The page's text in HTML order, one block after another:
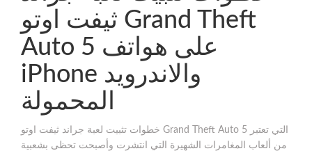
ثيفت اوتو Grand Theft
Auto 5 على هواتف
iPhone والاندرويد
المحمولة
خطوات تثبيت لعبة جراند ثيفت اوتو Grand Theft Auto 5 التي تعتبر
من ألعاب المغامرات الشهيرة التي انتشرت وأصبحت تحظى بشعبية